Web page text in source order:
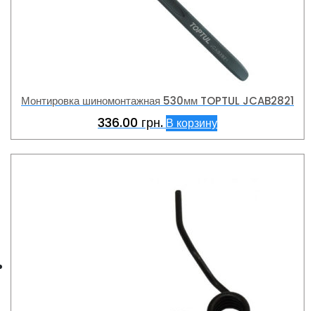
Монтировка шиномонтажная 530мм TOPTUL JCAB2821
336.00 грн. В корзину